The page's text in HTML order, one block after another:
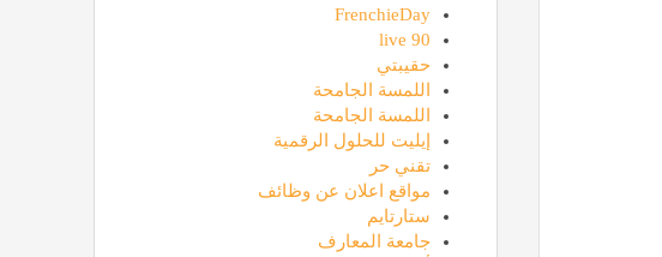
FrenchieDay
90 live
حقيبتي
اللمسة الجامحة
اللمسة الجامحة
إيليت للحلول الرقمية
تقني حر
مواقع اعلان عن وظائف
ستارتايم
جامعة المعارف